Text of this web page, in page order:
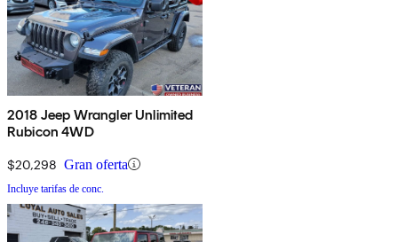
2018 Jeep Wrangler Unlimited
Rubicon 4WD
$20,298 Gran oferta
Incluye tarifas de conc.